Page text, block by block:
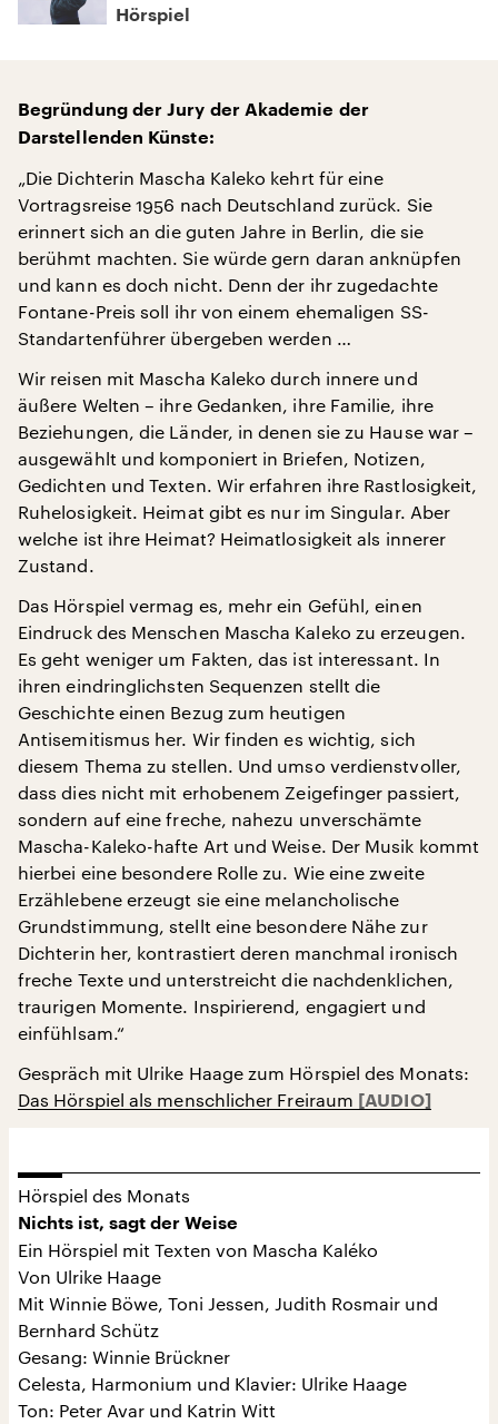
Hörspiel
Begründung der Jury der Akademie der
Darstellenden Künste:
„Die Dichterin Mascha Kaleko kehrt für eine
Vortragsreise 1956 nach Deutschland zurück. Sie
erinnert sich an die guten Jahre in Berlin, die sie
berühmt machten. Sie würde gern daran anknüpfen
und kann es doch nicht. Denn der ihr zugedachte
Fontane-Preis soll ihr von einem ehemaligen SS-
Standartenführer übergeben werden …
Wir reisen mit Mascha Kaleko durch innere und
äußere Welten – ihre Gedanken, ihre Familie, ihre
Beziehungen, die Länder, in denen sie zu Hause war –
ausgewählt und komponiert in Briefen, Notizen,
Gedichten und Texten. Wir erfahren ihre Rastlosigkeit,
Ruhelosigkeit. Heimat gibt es nur im Singular. Aber
welche ist ihre Heimat? Heimatlosigkeit als innerer
Zustand.
Das Hörspiel vermag es, mehr ein Gefühl, einen
Eindruck des Menschen Mascha Kaleko zu erzeugen.
Es geht weniger um Fakten, das ist interessant. In
ihren eindringlichsten Sequenzen stellt die
Geschichte einen Bezug zum heutigen
Antisemitismus her. Wir finden es wichtig, sich
diesem Thema zu stellen. Und umso verdienstvoller,
dass dies nicht mit erhobenem Zeigefinger passiert,
sondern auf eine freche, nahezu unverschämte
Mascha-Kaleko-hafte Art und Weise. Der Musik kommt
hierbei eine besondere Rolle zu. Wie eine zweite
Erzählebene erzeugt sie eine melancholische
Grundstimmung, stellt eine besondere Nähe zur
Dichterin her, kontrastiert deren manchmal ironisch
freche Texte und unterstreicht die nachdenklichen,
traurigen Momente. Inspirierend, engagiert und
einfühlsam.“
Gespräch mit Ulrike Haage zum Hörspiel des Monats:
Das Hörspiel als menschlicher Freiraum
Hörspiel des Monats
Nichts ist, sagt der Weise
Ein Hörspiel mit Texten von Mascha Kaléko
Von Ulrike Haage
Mit Winnie Böwe, Toni Jessen, Judith Rosmair und
Bernhard Schütz
Gesang: Winnie Brückner
Celesta, Harmonium und Klavier: Ulrike Haage
Ton: Peter Avar und Katrin Witt